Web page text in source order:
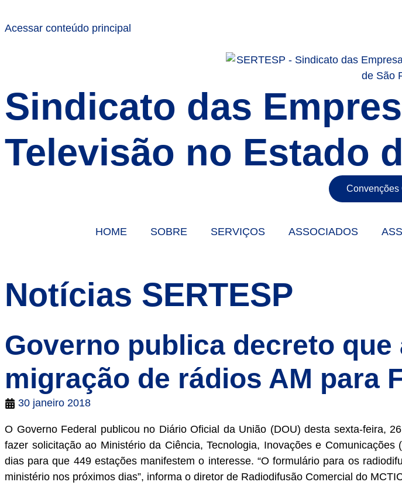
Acessar conteúdo principal
Sindicato das
Televisão no Estado
Convenções
HOME SOBRE SERVIÇOS ASSOCIADOS
Notícias SERTESP
Governo publica decreto
migração de rádios AM para
30 janeiro 2018
O Governo Federal publicou no Diário Oficial da União (DOU) desta sexta-feira,
fazer solicitação ao Ministério da Ciência, Tecnologia, Inovações e
dias para que 449 estações manifestem o interesse. “O formulário para os
ministério nos próximos dias”, informa o diretor de Radiodifusão Comercial do